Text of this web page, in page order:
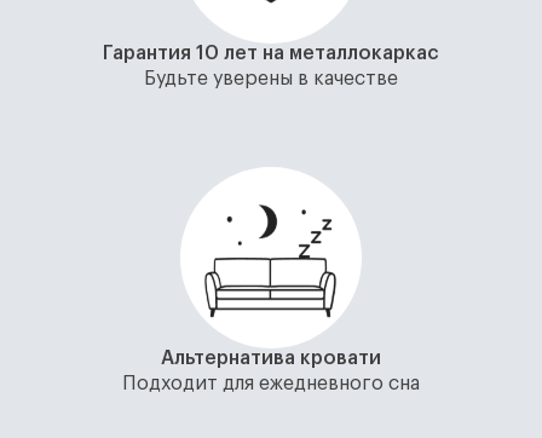
Гарантия 10 лет на металлокаркас
Будьте уверены в качестве
Альтернатива кровати
Подходит для ежедневного сна